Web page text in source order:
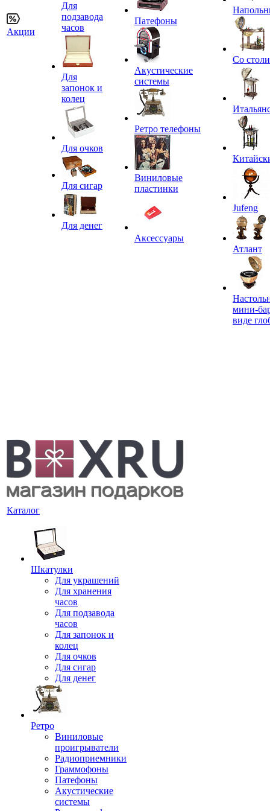
Акции
Для
подзавода
часов
Для
запонок и
колец
Для очков
Для сигар
Для денег
Патефоны
Акустические
системы
Ретро телефоны
Виниловые
пластинки
Аксессуары
Со
Jufeng
Атлант
мини-
виде
Каталог
Шкатулки
Для украшений
Для хранения
часов
Для подзавода
часов
Для запонок и
колец
Для очков
Для сигар
Для денег
Ретро
Виниловые
проигрыватели
Радиоприемники
Граммофоны
Патефоны
Акустические
системы